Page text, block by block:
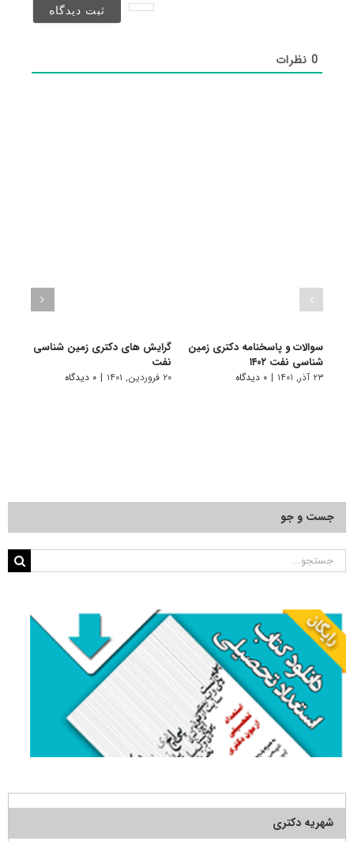
0نظرات
سوالات و پاسخنامه دکتری زمین
شناسی نفت ۱۴۰۲
۲۳ آذر, ۱۴۰۱ | ۰ دیدگاه
گرایش های دکتری زمین شناسی
ﻧﻔﺖ
۲۰ فروردین, ۱۴۰۱ | ۰ دیدگاه
جست و جو
جستجو
شهریه دکتری